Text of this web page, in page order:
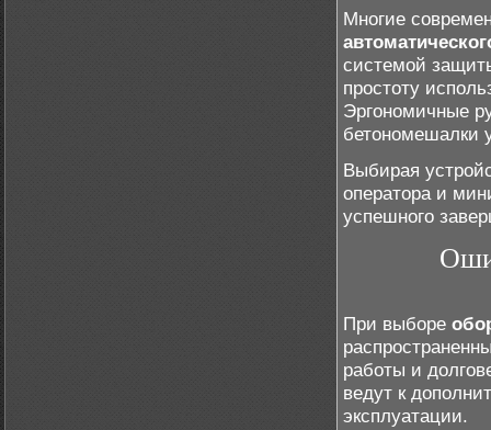
Многие
системой
простоту
Эргономичные
бетономешалки
Выбирая
оператора и
успешного
При выборе
работы и
ведут к
эксплуатации.